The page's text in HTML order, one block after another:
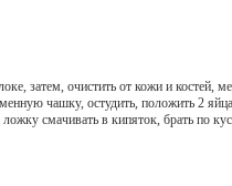
затем, очистить от кожи и костей,
чашку, остудить, положить 2
смачивать в кипяток, брать по